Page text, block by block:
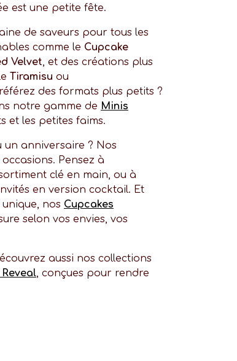
est une petite fête.
de saveurs pour tous les
comme le Cupcake
Velvet, et des créations plus
Tiramisu ou
des formats plus petits ?
notre gamme de Minis
et les petites faims.
un anniversaire ? Nos
Pensez à
clé en main, ou à
en version cocktail. Et
nos Cupcakes
selon vos envies, vos
aussi nos collections
, conçues pour rendre